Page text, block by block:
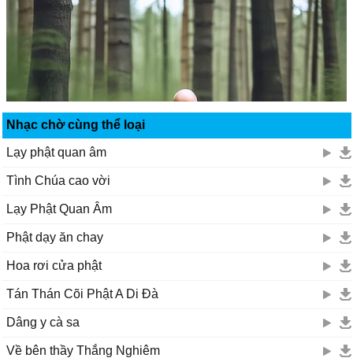
Nhạc chờ cùng thể loại
Lạy phật quan âm
Tình Chúa cao vời
Lạy Phật Quan Âm
Phật dạy ăn chay
Hoa rơi cửa phật
Tán Thán Cõi Phật A Di Đà
Dâng y cà sa
Về bên thầy Thắng Nghiêm